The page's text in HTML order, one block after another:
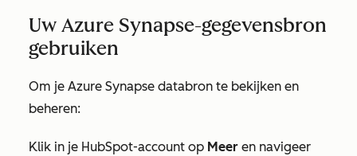
Uw Azure Synapse-gegevensbron
gebruiken
Om je Azure Synapse databron te bekijken en
beheren:
Klik in je HubSpot-account op Meer en navigeer